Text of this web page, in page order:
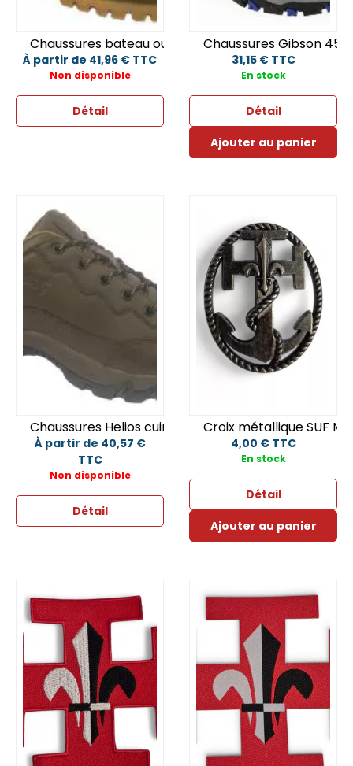
Chaussures bateau outdoor STAN
À partir de 41,96 € TTC
Non disponible
Détail
Chaussures Gibson 45
31,15 € TTC
En stock
Détail
Ajouter au panier
Chaussures Helios cuir P46
À partir de 40,57 €
TTC
Non disponible
Détail
Croix métallique SUF
4,00 € TTC
En stock
Détail
Ajouter au panier